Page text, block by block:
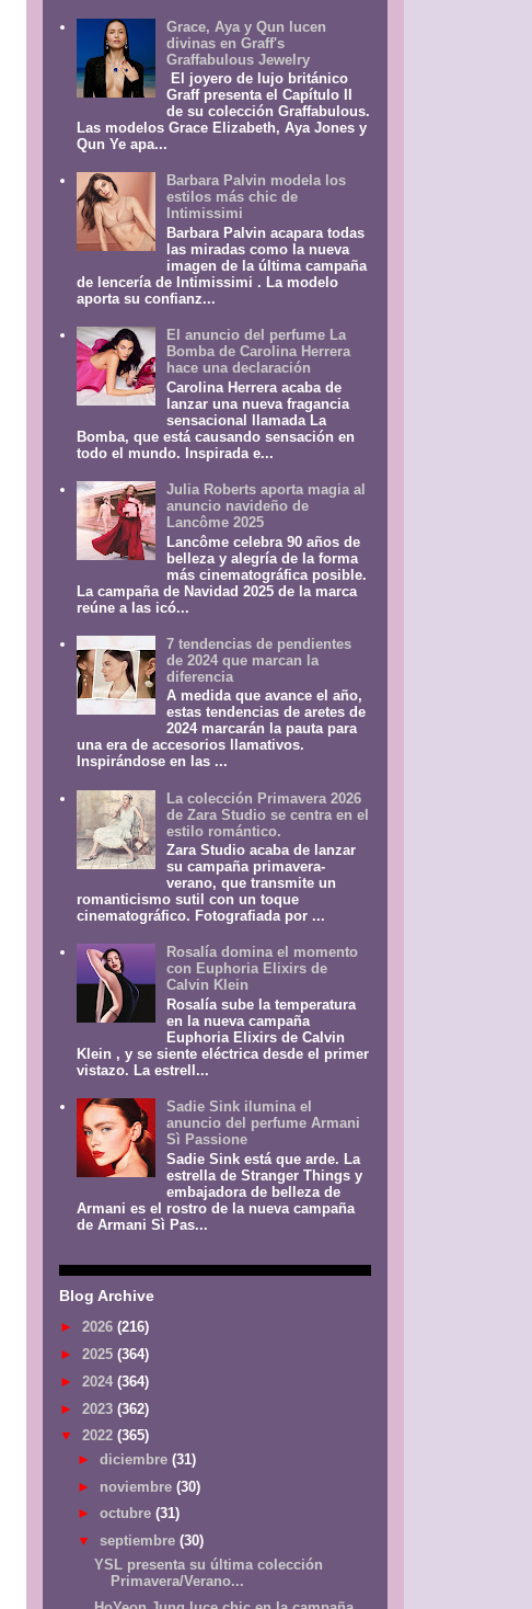
Grace, Aya y Qun lucen
divinas en Graff's
Graffabulous Jewelry
El joyero de lujo británico
Graff presenta el Capítulo II
de su colección Graffabulous.
Las modelos Grace Elizabeth, Aya Jones y
Qun Ye apa...
Barbara Palvin modela los
estilos más chic de
Intimissimi
Barbara Palvin acapara todas
las miradas como la nueva
imagen de la última campaña
de lencería de Intimissimi . La modelo
aporta su confianz...
El anuncio del perfume La
Bomba de Carolina Herrera
hace una declaración
Carolina Herrera acaba de
lanzar una nueva fragancia
sensacional llamada La
Bomba, que está causando sensación en
todo el mundo. Inspirada e...
Julia Roberts aporta magia al
anuncio navideño de
Lancôme 2025
Lancôme celebra 90 años de
belleza y alegría de la forma
más cinematográfica posible.
La campaña de Navidad 2025 de la marca
reúne a las icó...
7 tendencias de pendientes
de 2024 que marcan la
diferencia
A medida que avance el año,
estas tendencias de aretes de
2024 marcarán la pauta para
una era de accesorios llamativos.
Inspirándose en las ...
La colección Primavera 2026
de Zara Studio se centra en el
estilo romántico.
Zara Studio acaba de lanzar
su campaña primavera-
verano, que transmite un
romanticismo sutil con un toque
cinematográfico. Fotografiada por ...
Rosalía domina el momento
con Euphoria Elixirs de
Calvin Klein
Rosalía sube la temperatura
en la nueva campaña
Euphoria Elixirs de Calvin
Klein , y se siente eléctrica desde el primer
vistazo. La estrell...
Sadie Sink ilumina el
anuncio del perfume Armani
Sì Passione
Sadie Sink está que arde. La
estrella de Stranger Things y
embajadora de belleza de
Armani es el rostro de la nueva campaña
de Armani Sì Pas...
Blog Archive
► 2026 (216)
► 2025 (364)
► 2024 (364)
► 2023 (362)
▼ 2022 (365)
► diciembre (31)
► noviembre (30)
► octubre (31)
▼ septiembre (30)
YSL presenta su última colección
Primavera/Verano...